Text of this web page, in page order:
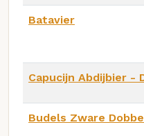
Batavier
Capucijn Abdijbier -
Budels Zware